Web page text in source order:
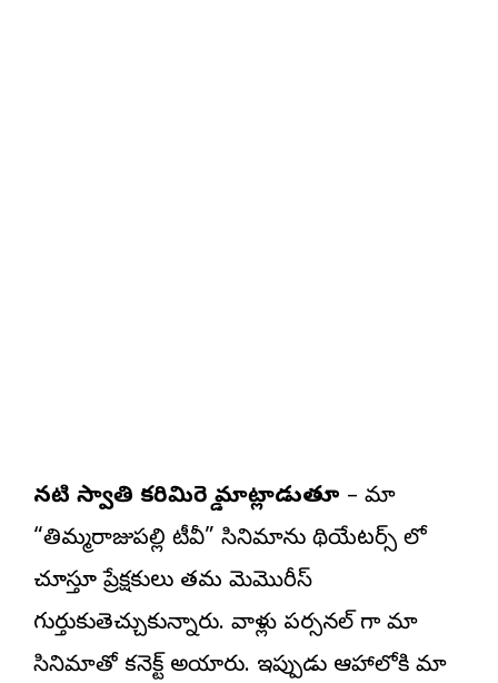
నటి స్వాతి కరిమిరెడ్డి మాట్లాడుతూ – మా
“తిమ్మరాజుపల్లి టీవీ” సినిమాను థియేటర్స్ లో
చూస్తూ ప్రేక్షకులు తమ మెమొరీస్
గుర్తుకుతెచ్చుకున్నారు. వాళ్లు పర్సనల్ గా మా
సినిమాతో కనెక్ట్ అయ్యారు. ఇప్పుడు ఆహాలోకి మా